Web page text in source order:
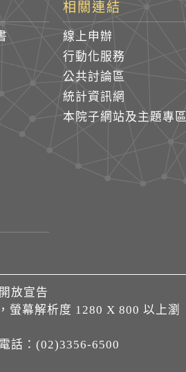
相關連結
線上申辦
行動化服務
公共討論區
統計資訊網
本院子網站及主題專區
放宣告
螢幕解析度 1280 X 800 以上瀏
話：(02)3356-6500